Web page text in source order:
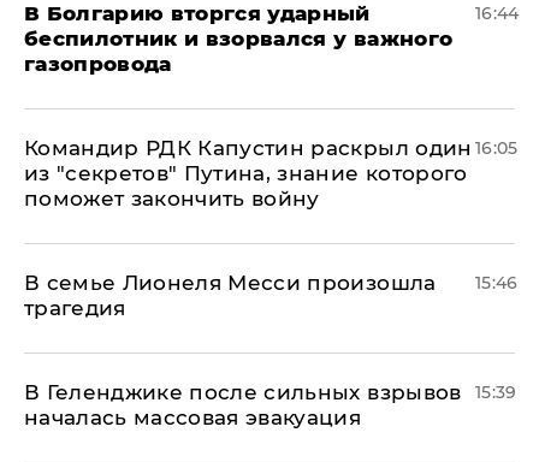
В Болгарию вторгся ударный
беспилотник и взорвался у важного
газопровода
16:44
Командир РДК Капустин раскрыл один
из "секретов" Путина, знание которого
поможет закончить войну
16:05
В семье Лионеля Месси произошла
трагедия
15:46
В Геленджике после сильных взрывов
началась массовая эвакуация
15:39